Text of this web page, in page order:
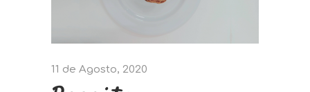
11 de Agosto, 2020